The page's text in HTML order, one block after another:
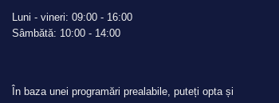
Luni - vineri: 09:00 - 16:00
Sâmbătă: 10:00 - 14:00
În baza unei programări prealabile, puteți opta și